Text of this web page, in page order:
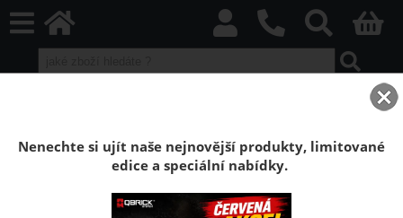
Organizér Qbrick System ONE M Plus 2.0 RED
Organizér nářadí Qbrick System ONE M
Plus 2.0 RED Ultra HD
Nenechte si ujít naše nejnovější produkty, limitované
edice a speciální nabídky.